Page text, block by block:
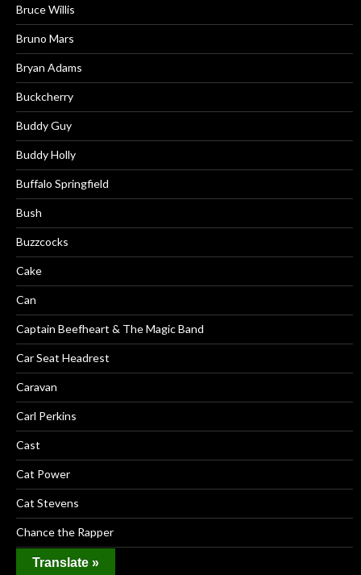
Bruce Willis
Bruno Mars
Bryan Adams
Buckcherry
Buddy Guy
Buddy Holly
Buffalo Springfield
Bush
Buzzcocks
Cake
Can
Captain Beefheart & The Magic Band
Car Seat Headrest
Caravan
Carl Perkins
Cast
Cat Power
Cat Stevens
Chance the Rapper
Cheap Girls
Translate »